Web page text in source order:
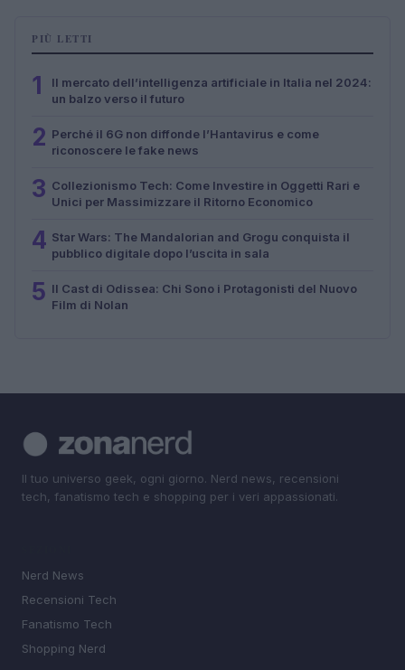
PIÙ LETTI
1
Il mercato dell’intelligenza artificiale in Italia nel 2024:
un balzo verso il futuro
2 Perché il 6G non diffonde l’Hantavirus e come
riconoscere le fake news
3 Collezionismo Tech: Come Investire in Oggetti Rari e
Unici per Massimizzare il Ritorno Economico
4 Star Wars: The Mandalorian and Grogu conquista il
pubblico digitale dopo l’uscita in sala
5 Il Cast di Odissea: Chi Sono i Protagonisti del Nuovo
Film di Nolan
Il tuo universo geek, ogni giorno. Nerd news, recensioni
tech, fanatismo tech e shopping per i veri appassionati.
Nerd News
Recensioni Tech
Fanatismo Tech
Shopping Nerd